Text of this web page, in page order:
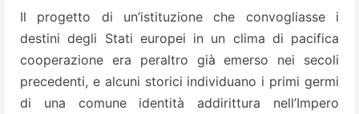
Il progetto di un’istituzione che convogliasse i
destini degli Stati europei in un clima di pacifica
cooperazione era peraltro già emerso nei secoli
precedenti, e alcuni storici individuano i primi germi
di una comune identità addirittura nell’Impero